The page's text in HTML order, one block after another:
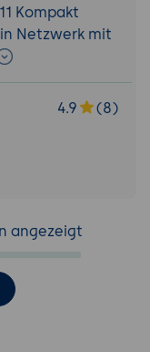
Kompakt
Netzwerk mit
4.9
(8)
angezeigt